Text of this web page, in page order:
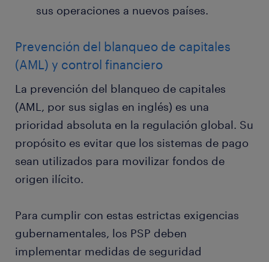
sus operaciones a nuevos países.
Prevención del blanqueo de capitales
(AML) y control financiero
La prevención del blanqueo de capitales
(AML, por sus siglas en inglés) es una
prioridad absoluta en la regulación global. Su
propósito es evitar que los sistemas de pago
sean utilizados para movilizar fondos de
origen ilícito.
Para cumplir con estas estrictas exigencias
gubernamentales, los PSP deben
implementar medidas de seguridad